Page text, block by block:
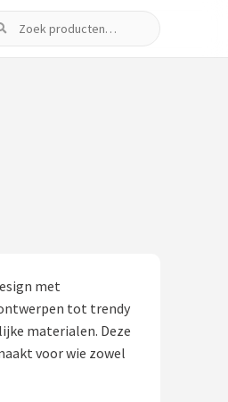
met
tot trendy
materialen. Deze
voor wie zowel